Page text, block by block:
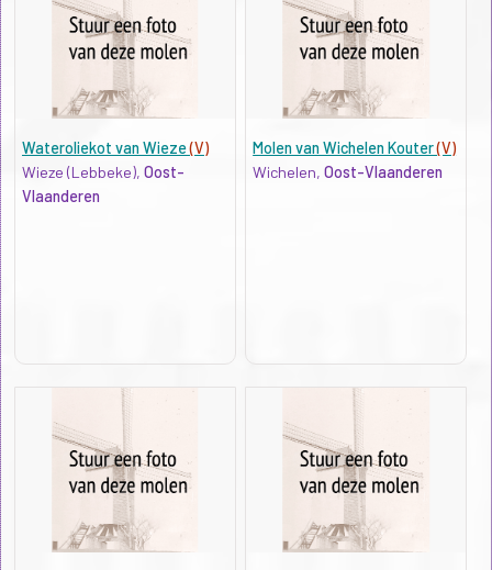
Wateroliekot van Wieze(V)
Wieze (Lebbeke), Oost-
Vlaanderen
Molen van Wichelen Kouter(V)
Wichelen,Oost-Vlaanderen